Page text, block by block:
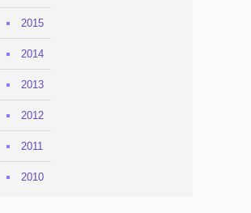
2015
2014
2013
2012
2011
2010